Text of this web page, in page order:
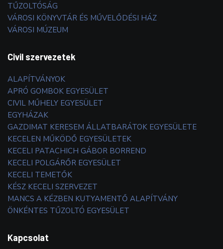
TŰZOLTÓSÁG
VÁROSI KÖNYVTÁR ÉS MŰVELŐDÉSI HÁZ
VÁROSI MÚZEUM
Civil szervezetek
ALAPÍTVÁNYOK
APRÓ GOMBOK EGYESÜLET
CIVIL MŰHELY EGYESÜLET
EGYHÁZAK
GAZDIMAT KERESEM ÁLLATBARÁTOK EGYESÜLETE
KECELEN MŰKÖDŐ EGYESÜLETEK
KECELI PATACHICH GÁBOR BORREND
KECELI POLGÁRŐR EGYESÜLET
KECELI TEMETŐK
KÉSZ KECELI SZERVEZET
MANCS A KÉZBEN KUTYAMENTŐ ALAPÍTVÁNY
ÖNKÉNTES TŰZOLTÓ EGYESÜLET
Kapcsolat